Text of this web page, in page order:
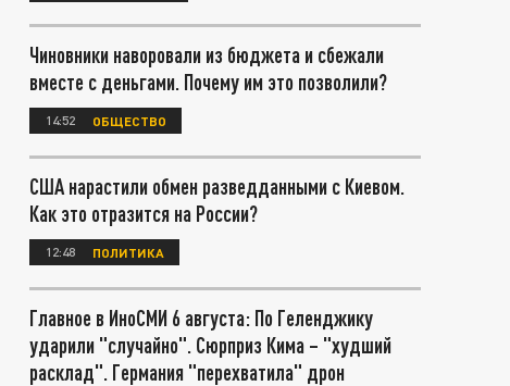
Чиновники наворовали из бюджета и сбежали
вместе с деньгами. Почему им это позволили?
14:52 ОБЩЕСТВО
США нарастили обмен разведданными с Киевом.
Как это отразится на России?
12:48 ПОЛИТИКА
Главное в ИноСМИ 6 августа: По Геленджику
ударили "случайно". Сюрприз Кима – "худший
расклад". Германия "перехватила" дрон